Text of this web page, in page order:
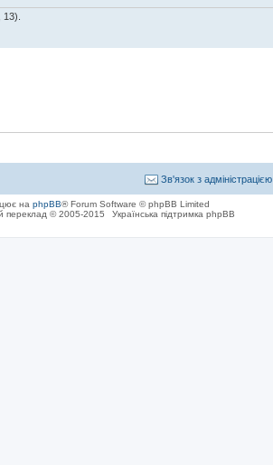
Зв'язок з адміністрацією
на phpBB® Forum Software © phpBB Limited
переклад © 2005-2015
Українська підтримка phpBB